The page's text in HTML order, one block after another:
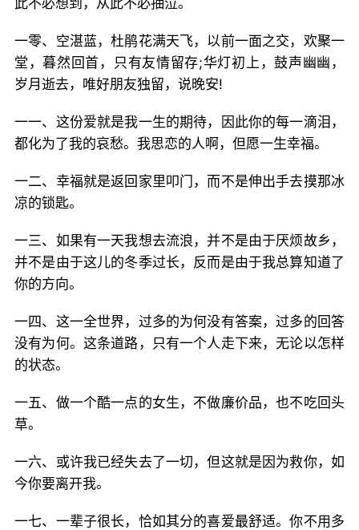
此不必想到，从此不必抽泣。
一零、空湛蓝，杜鹃花满天飞，以前一面之交，欢聚一
堂，暮然回首，只有友情留存;华灯初上，鼓声幽幽，
岁月逝去，唯好朋友独留，说晚安!
一一、这份爱就是我一生的期待，因此你的每一滴泪，
都化为了我的哀愁。我思恋的人啊，但愿一生幸福。
一二、幸福就是返回家里叩门，而不是伸出手去摸那冰
凉的锁匙。
一三、如果有一天我想去流浪，并不是由于厌烦故乡，
并不是由于这儿的冬季过长，反而是由于我总算知道了
你的方向。
一四、这一全世界，过多的为何没有答案，过多的回答
没有为何。这条道路，只有一个人走下来，无论以怎样
的状态。
一五、做一个酷一点的女生，不做廉价品，也不吃回头
草。
一六、或许我已经失去了一切，但这就是因为救你，如
今你要离开我。
一七、一辈子很长，恰如其分的喜爱最舒适。你不用多